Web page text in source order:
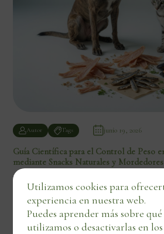
Autor Tags junio 19, 2026
Guía Científica para el Control de Peso
mediante Snacks Naturales y
12 min de lectura
Utilizamos cookies para
experiencia en nuestra web.
Puedes aprender más sobre
utilizamos o desactivarlas en los